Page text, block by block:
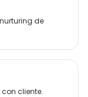
de
cliente.